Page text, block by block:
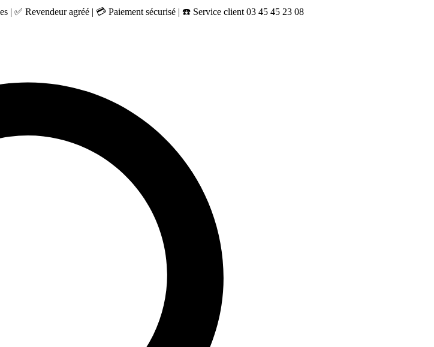
| ✅ Revendeur agréé | 💳 Paiement sécurisé | ☎️ Service client 03 45 45 23 08